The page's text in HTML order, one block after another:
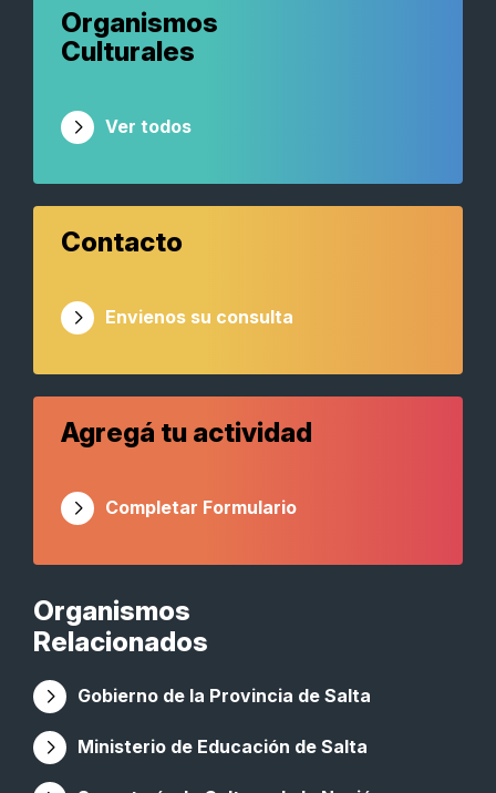
Organismos
Relacionados
Gobierno de la Provincia de Salta
Ministerio de Educación de Salta
Organismos
Culturales
Ver todos
Contacto
Envienos su consulta
Agregá tu actividad
Completar Formulario